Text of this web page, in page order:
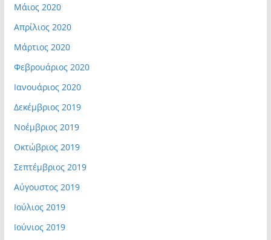
Μάιος 2020
Απρίλιος 2020
Μάρτιος 2020
Φεβρουάριος 2020
Ιανουάριος 2020
Δεκέμβριος 2019
Νοέμβριος 2019
Οκτώβριος 2019
Σεπτέμβριος 2019
Αύγουστος 2019
Ιούλιος 2019
Ιούνιος 2019